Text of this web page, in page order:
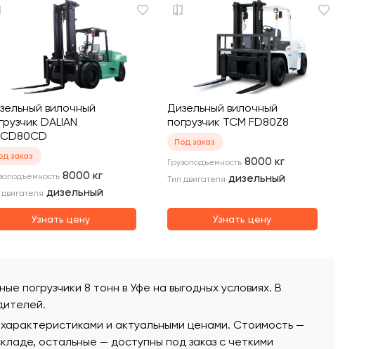
вилочный
DALIAN
заказ
8000 кг
дизельный
Узнать цену
Дизельный вилочный
погрузчик TCM FD80Z8
Под заказ
Грузоподъемность 8000 кг
Тип двигателя дизельный
Узнать цену
погрузчики 8 тонн в Уфе на выгодных условиях. В
и актуальными ценами. Стоимость —
остальные — доступны под заказ с четкими